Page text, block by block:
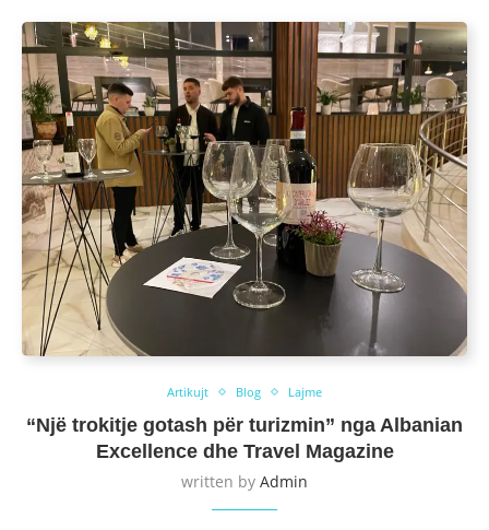
Artikujt Blog Lajme
“Një trokitje gotash për turizmin” nga Albanian
Excellence dhe Travel Magazine
written by Admin